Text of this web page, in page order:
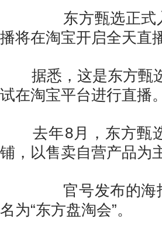
东方甄选正式入驻
播将在淘宝开启全天直
据悉，这是东方甄选
试在淘宝平台进行直播。
去年8月，东方甄选
铺，以售卖自营产品为
官号发布的海报显
名为“东方盘淘会”。